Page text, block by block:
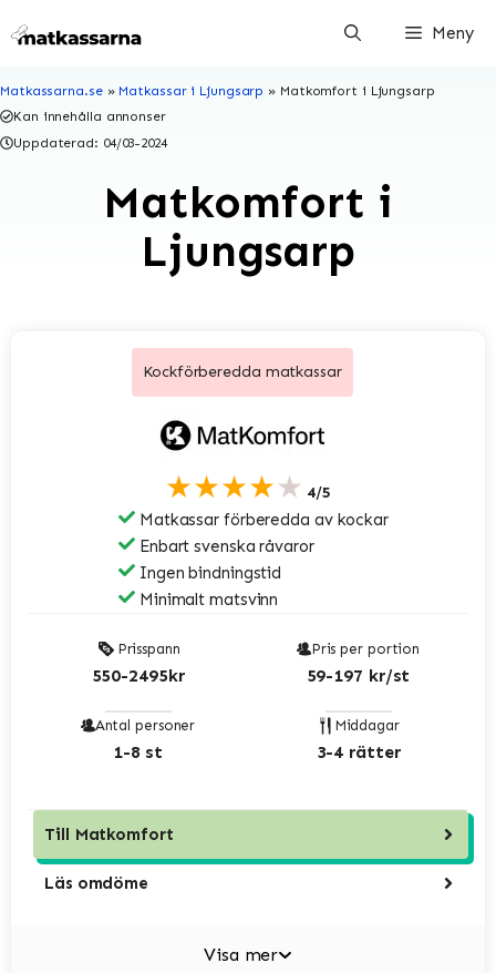
till
Meny
Matkassarna.se» Matkassar i Ljungsarp » Matkomfort i Ljungsarp
Kan innehålla annonser
Uppdaterad: 04/03-2024
Matkomfort i
Ljungsarp
Kockförberedda matkassar
★★★★★ 4/5
Matkassar förberedda av kockar
Enbart svenska råvaror
Ingen bindningstid
Minimalt matsvinn
Prisspann
550-2495kr
Pris per portion
59-197 kr/st
Antal personer
1-8 st
Middagar
3-4 rätter
Till Matkomfort
Läs omdöme
Visa mer